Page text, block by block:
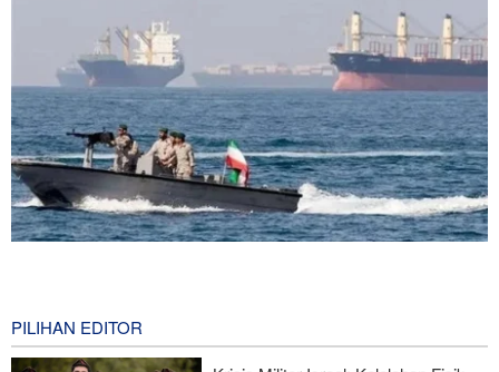
Iran dan Kirgizstan Tingkatkan Kerja Sama Perdagangan dan
PILIHAN EDITOR